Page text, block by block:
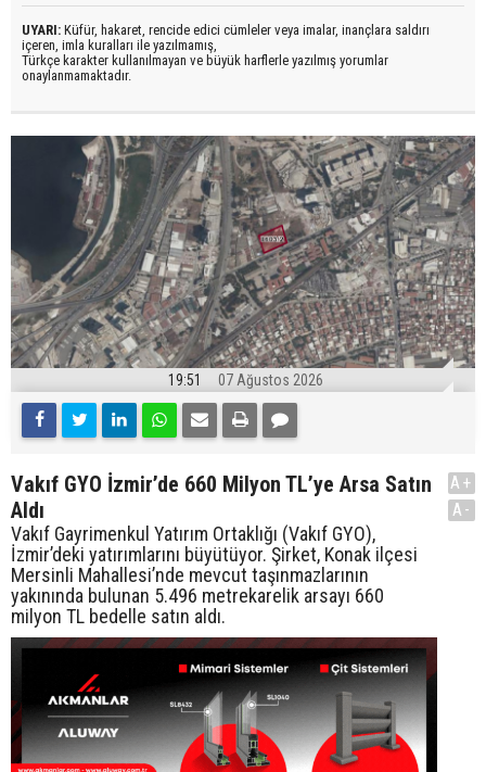
UYARI: Küfür, hakaret, rencide edici cümleler veya imalar, inançlara saldırı
içeren, imla kuralları ile yazılmamış,
Türkçe karakter kullanılmayan ve büyük harflerle yazılmış yorumlar
onaylanmamaktadır.
19:51 07 Ağustos 2026
Vakıf GYO İzmir’de 660 Milyon TL’ye Arsa Satın
Aldı
Vakıf Gayrimenkul Yatırım Ortaklığı (Vakıf GYO),
İzmir’deki yatırımlarını büyütüyor. Şirket, Konak ilçesi
Mersinli Mahallesi’nde mevcut taşınmazlarının
yakınında bulunan 5.496 metrekarelik arsayı 660
milyon TL bedelle satın aldı.
A+
A-